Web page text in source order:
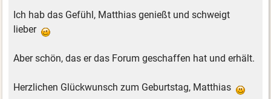
Ich hab das Gefühl, Matthias genießt und schweigt
lieber
Aber schön, das er das Forum geschaffen hat und erhält.
Herzlichen Glückwunsch zum Geburtstag, Matthias